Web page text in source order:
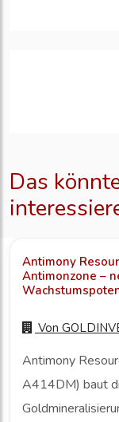
Das
Antimony
Antimonzone –
Von
Antimony
A414DM) baut